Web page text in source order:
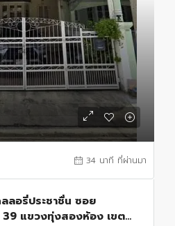
34 นาที ที่ผ่านมา
ลอรี่ประชาชื่น ซอย
แขวงทุ่งสองห้อง เขต